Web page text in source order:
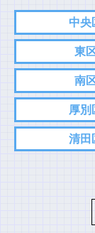
中央
東
南
厚別
清田